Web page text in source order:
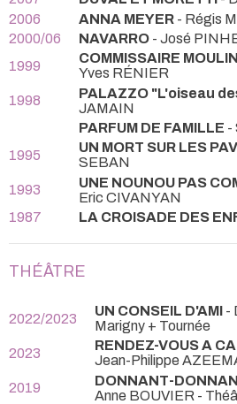
2006
ANNA MEYER - Régis
2000/06
NAVARRO - José
1999
COMMISSAIRE
Yves RÉNIER
1998
PALAZZO "L'oiseau
JAMAIN
PARFUM DE FAMILLE -
1995
UN MORT SUR LES
SEBAN
1993
UNE NOUNOU PAS
Eric CIVANYAN
1987
LA CROISADE DES
THÉÂTRE
2022/2023 UN CONSEIL D'AMI -
Marigny + Tournée
2023
RENDEZ-VOUS A
Jean-Philippe
2019
DONNANT-
Anne BOUVIER -